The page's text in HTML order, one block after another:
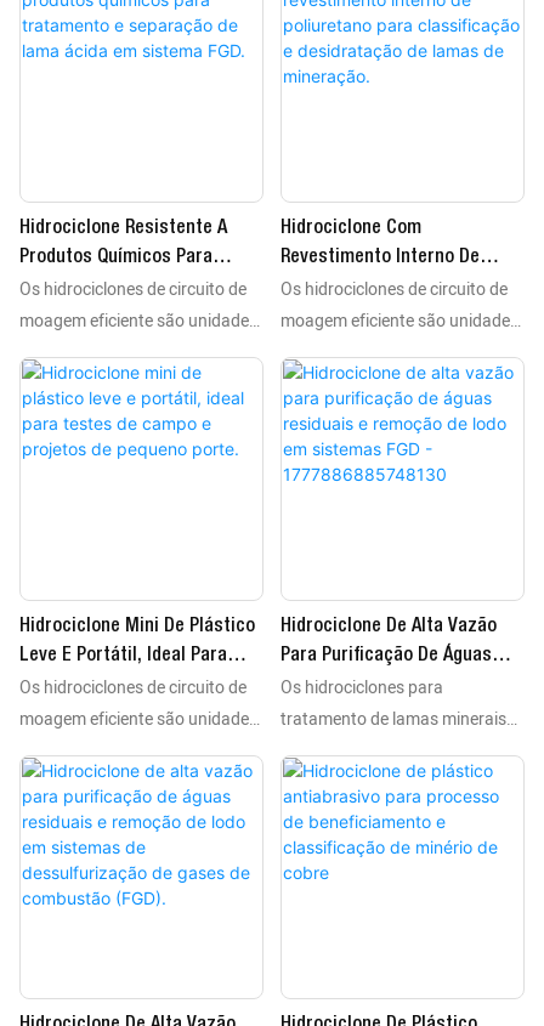
força centrífuga para realizar
processos de classificação,
minerais valiosos, incluindo
ouro, cobre e ferro, de rejeitos,
de acordo com as
características de tamanho e
densidade das partículas.
força centrífuga para realizar
processos de classificação,
desidratação e remoção de lodo
minerais valiosos, incluindo
ouro, cobre e ferro, de rejeitos,
de acordo com as
características de tamanho e
densidade das partículas.
Hidrociclone Resistente A
Produtos Químicos Para
Tratamento E Separação De
Lama Ácida Em Sistema FGD.
Os hidrociclones de circuito de
moagem eficiente são unidades
de separação estática de alto
desempenho que utilizam a
força centrífuga para realizar
processos de classificação,
minerais valiosos, incluindo
ouro, cobre e ferro, de rejeitos,
de acordo com as
características de tamanho e
densidade das partículas.
Hidrociclone Com
Revestimento Interno De
Poliuretano Para
Classificação E Desidratação
Os hidrociclones de circuito de
moagem eficiente são unidades
de separação estática de alto
desempenho que utilizam a
força centrífuga para realizar
processos de classificação,
desidratação e remoção de lodo
minerais valiosos, incluindo
ouro, cobre e ferro, de rejeitos,
de acordo com as
características de tamanho e
densidade das partículas.
Hidrociclone Mini De Plástico
Leve E Portátil, Ideal Para
Testes De Campo E Projetos
De Pequeno Porte.
Os hidrociclones de circuito de
moagem eficiente são unidades
de separação estática de alto
desempenho que utilizam a
força centrífuga para realizar
processos de classificação,
desidratação e remoção de lodo
em pastas minerais. Como
minerais valiosos, incluindo
Hidrociclone De Alta Vazão
Para Purificação De Águas
Residuais E Remoção De Lodo
Em Sistemas FGD -
Os hidrociclones para
tratamento de lamas minerais
funcionam como mecanismos
de separação estática estáveis ​​
que utilizam a força centrífuga
para realizar tratamentos de
classificação, desidratação e
mineração separam minerais